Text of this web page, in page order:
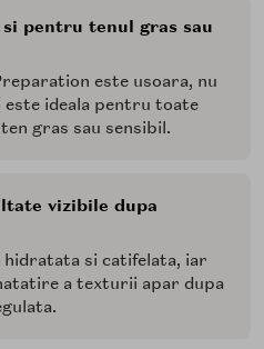
pentru tenul gras sau
este usoara, nu
este ideala pentru toate
gras sau sensibil.
vizibile dupa
hidratata si catifelata, iar
a texturii apar dupa